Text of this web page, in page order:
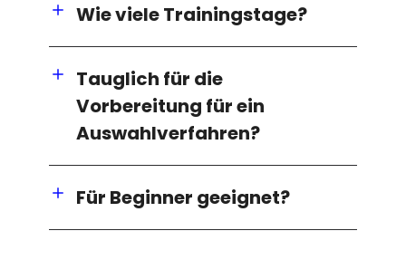
Wie viele Trainingstage?
Tauglich für die
Vorbereitung für ein
Auswahlverfahren?
Für Beginner geeignet?